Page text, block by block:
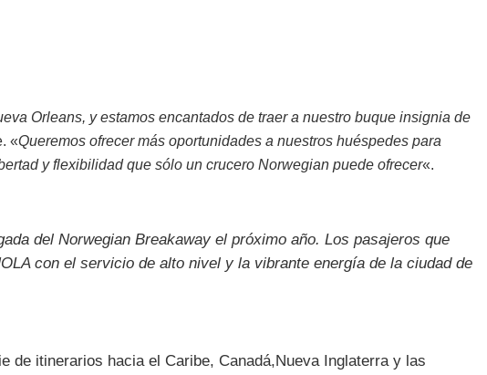
Orleans, y estamos encantados de traer a nuestro buque insignia de
«Queremos ofrecer más oportunidades a nuestros huéspedes para
y flexibilidad que sólo un crucero Norwegian puede ofrecer«.
del Norwegian Breakaway el próximo año. Los pasajeros que
con el servicio de alto nivel y la vibrante energía de la ciudad de
de itinerarios hacia el Caribe, Canadá,Nueva Inglaterra y las